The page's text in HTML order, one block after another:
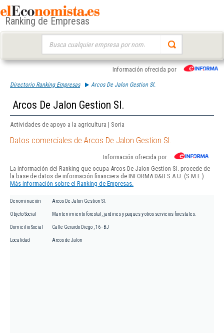
Ranking de Empresas
Información ofrecida por
Directorio Ranking Empresas Arcos De Jalon Gestion Sl.
Arcos De Jalon Gestion Sl.
Actividades de apoyo a la agricultura | Soria
Datos comerciales de Arcos De Jalon Gestion Sl.
Información ofrecida por
La información del Ranking que ocupa Arcos De Jalon Gestion Sl. procede de
la base de datos de información financiera de INFORMA D&B S.A.U. (S.M.E.).
Más información sobre el Ranking de Empresas.
Denominación Arcos De Jalon Gestion Sl.
Objeto Social Mantenimiento forestal, jardines y paques y otros servicios forestales.
Domicilio Social Calle Gerardo Diego , 16 - BJ
Localidad Arcos de Jalon